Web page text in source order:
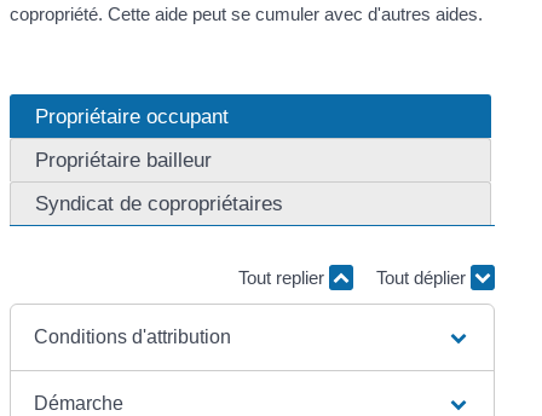
copropriété. Cette aide peut se cumuler avec d'autres aides.
Propriétaire occupant
Propriétaire bailleur
Syndicat de copropriétaires
Tout replier Tout déplier
Conditions d'attribution
Démarche